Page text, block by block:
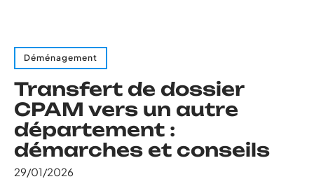
Déménagement
Transfert de dossier
CPAM vers un autre
département :
démarches et conseils
29/01/2026